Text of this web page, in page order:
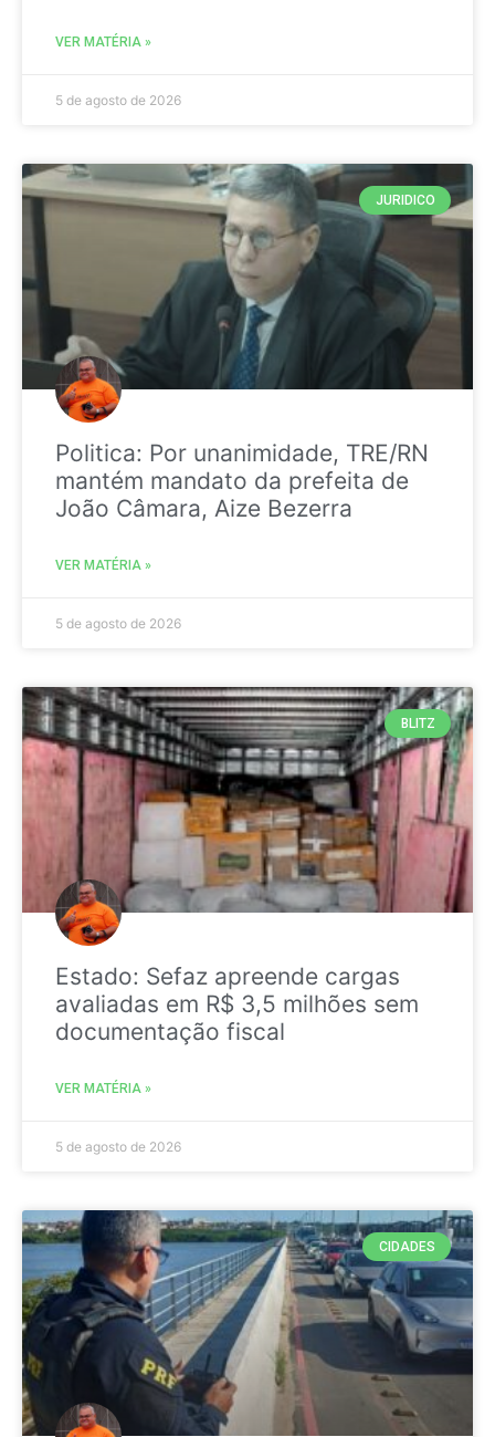
VER MATÉRIA »
5 de agosto de 2026
JURIDICO
Politica: Por unanimidade, TRE/RN
mantém mandato da prefeita de
João Câmara, Aize Bezerra
VER MATÉRIA »
5 de agosto de 2026
BLITZ
Estado: Sefaz apreende cargas
avaliadas em R$ 3,5 milhões sem
documentação fiscal
VER MATÉRIA »
5 de agosto de 2026
CIDADES